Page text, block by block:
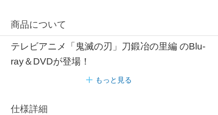
商品について
テレビアニメ「鬼滅の刃」刀鍛冶の里編 のBlu-
ray＆DVDが登場！
もっと見る
仕様詳細